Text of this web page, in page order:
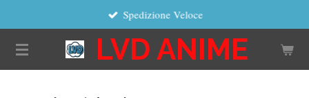
contenuto
principale
LVD ANIME
Spedizione Veloce